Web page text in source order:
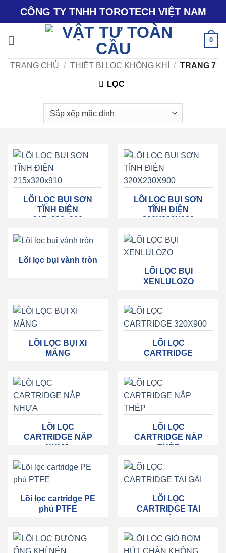
dung
CÔNG TY TNHH TOROTECH VIỆT NAM
0
TRANG CHỦ / THIẾT BỊ LỌC KHÔNG KHÍ / TRANG 7
LỌC
LÕI LỌC BỤI SƠN
TĨNH ĐIỆN
215x320x910
LÕI LỌC BỤI SƠN
TĨNH ĐIỆN
320X230X900
Lõi lọc bụi vành tròn
LÕI LỌC BỤI
XENLULOZO
LÕI LỌC BỤI XI
MĂNG
LÕI LỌC
CARTRIDGE
320X900
LÕI LỌC
CARTRIDGE NẮP
NHỰA
LÕI LỌC
CARTRIDGE NẮP
THÉP
Lõi lọc cartridge PE
phủ PTFE
LÕI LỌC
CARTRIDGE TAI
GÀI